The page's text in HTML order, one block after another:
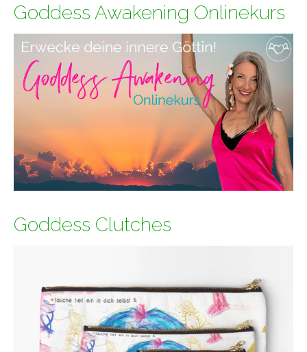
Goddess Awakening Onlinekurs
Goddess Clutches